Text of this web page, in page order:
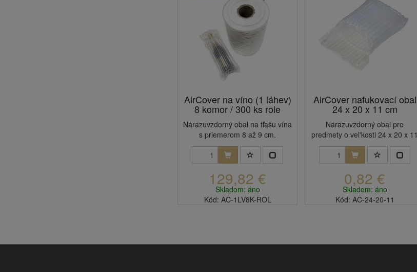
AirCover na víno (1 láhev)
8 komor / 300 ks role
Nárazuvzdorný obal na fľašu vína
s priemerom 8 až 9 cm.
129,82 €
Skladom: áno
Kód: AC-1LV8K-ROL
AirCover nafukovací obal
24 x 20 x 11 cm
Nárazuvzdorný obal pre
predmety o vel'kosti 24 x 20 x 11
cm.
0,82 €
Skladom: áno
Kód: AC-24-20-11